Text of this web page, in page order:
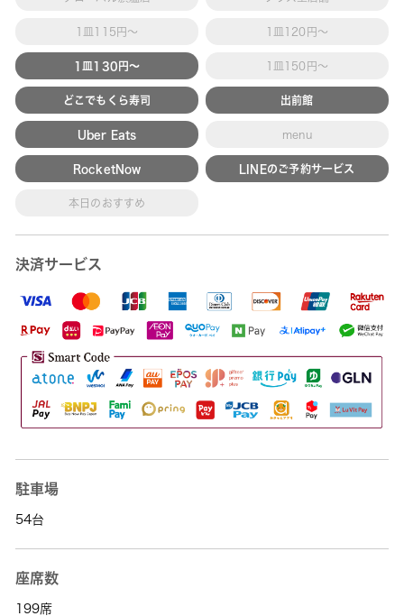
1皿115円～ 1皿120円～
1皿130円～ 1皿150円～
どこでもくら寿司 出前館
Uber Eats menu
RocketNow LINEのご予約サービス
本日のおすすめ
決済サービス
駐車場
54台
座席数
199席